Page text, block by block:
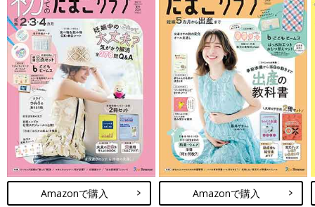
Amazonで購入 Amazonで購入